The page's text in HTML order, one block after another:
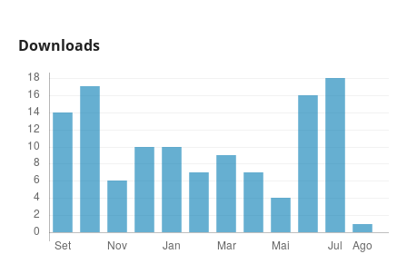
Downloads